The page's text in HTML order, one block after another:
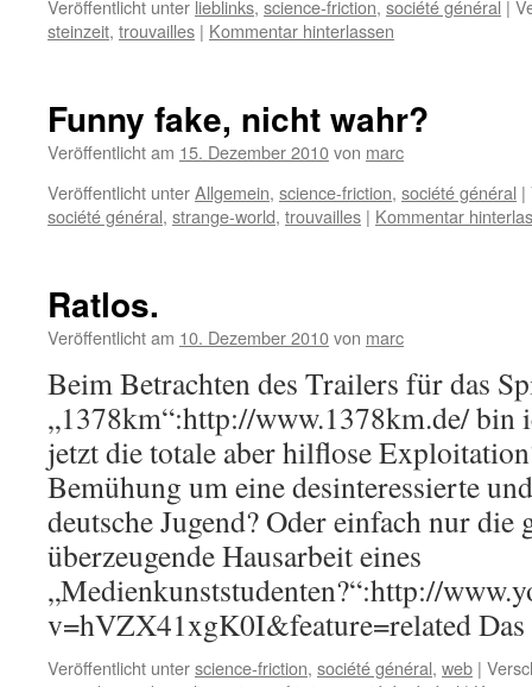
Veröffentlicht unter lieblinks, science-friction, société général |
steinzeit, trouvailles | Kommentar hinterlassen
Funny fake, nicht wahr?
Veröffentlicht am 15. Dezember 2010von marc
Veröffentlicht unterAllgemein, science-friction, société général |
société général, strange-world, trouvailles | Kommentar
Ratlos.
Veröffentlicht am 10. Dezember 2010von marc
Beim Betrachten des Trailers für das
„1378km“:http://www.1378km.de/ bin
jetzt die totale aber hilflose
Bemühung um eine desinteressierte
deutsche Jugend? Oder einfach nur die
überzeugende Hausarbeit eines
„Medienkunststudenten?“:http://
v=hVZX41xgK0I&feature=related
Veröffentlicht unterscience-friction, société général, web |